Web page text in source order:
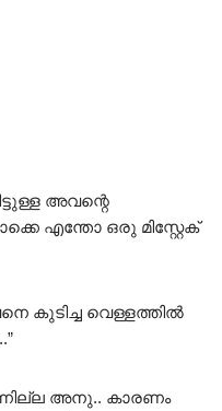
അവന്റെ
എന്തോ ഒരു മിസ്റ്റേക്
കുടിച്ച വെള്ളത്തിൽ
അനു.. കാരണം